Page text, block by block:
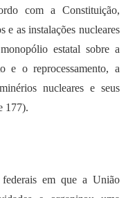
com a Constituição,
e as instalações nucleares
estatal sobre a
e o reprocessamento, a
nucleares e seus
177).
em que a União